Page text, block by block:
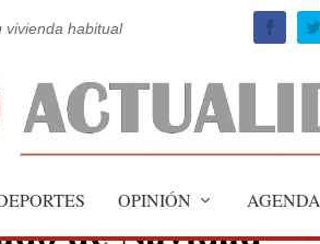
vivienda habitual
OPINIÓN AGENDA
de Navidad